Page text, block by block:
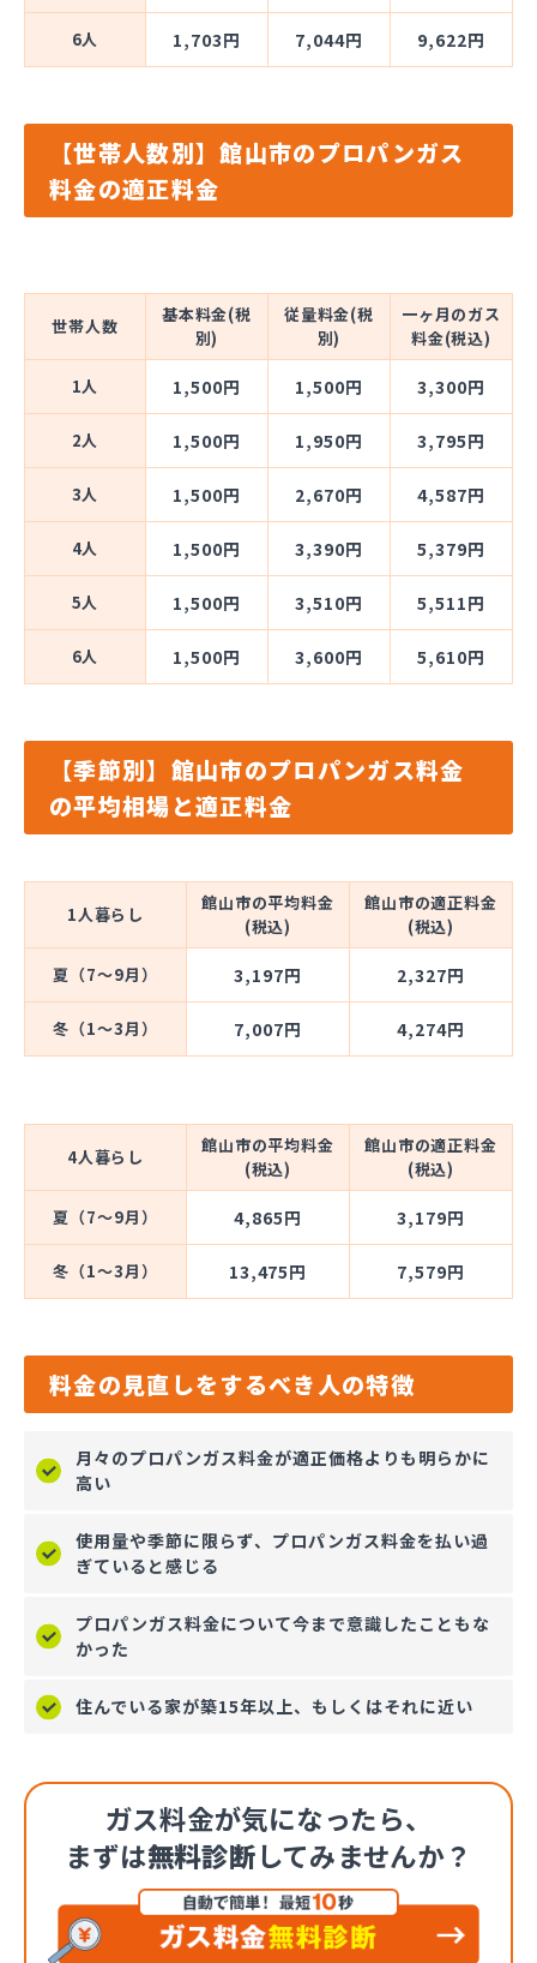
6人 1,703円 7,044円 9,622円
【世帯人数別】館山市のプロパンガス
料金の適正料金
世帯人数
基本料金(税
別)
従量料金(税
別)
一ヶ月のガス
料金(税込)
1人 1,500円 1,500円 3,300円
2人 1,500円 1,950円 3,795円
3人 1,500円 2,670円 4,587円
4人 1,500円 3,390円 5,379円
5人 1,500円 3,510円 5,511円
6人 1,500円 3,600円 5,610円
【季節別】館山市のプロパンガス料金
の平均相場と適正料金
1人暮らし
館山市の平均料金
(税込)
館山市の適正料金
(税込)
夏（7～9月） 3,197円 2,327円
冬（1～3月） 7,007円 4,274円
4人暮らし
館山市の平均料金
(税込)
館山市の適正料金
(税込)
夏（7～9月） 4,865円 3,179円
冬（1～3月） 13,475円 7,579円
料金の見直しをするべき人の特徴
月々のプロパンガス料金が適正価格よりも明らかに
高い
使用量や季節に限らず、プロパンガス料金を払い過
ぎていると感じる
プロパンガス料金について今まで意識したこともな
かった
住んでいる家が築15年以上、もしくはそれに近い
ガス料金が気になったら、
まずは無料診断してみませんか？